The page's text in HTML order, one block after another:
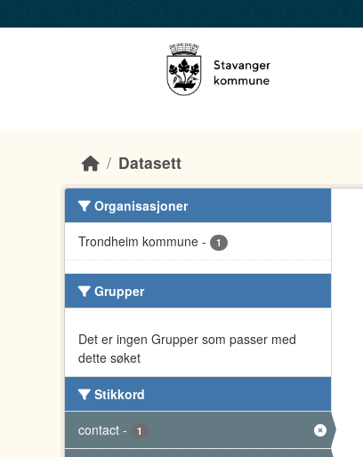
Datasett
Organisasjoner
Trondheim kommune - 1
Grupper
Det er ingen Grupper som passer med
dette søket
Stikkord
contact - 1